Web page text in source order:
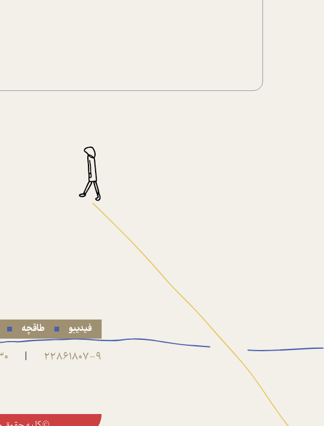
فیدیبو طاقچه
22861807-9
|